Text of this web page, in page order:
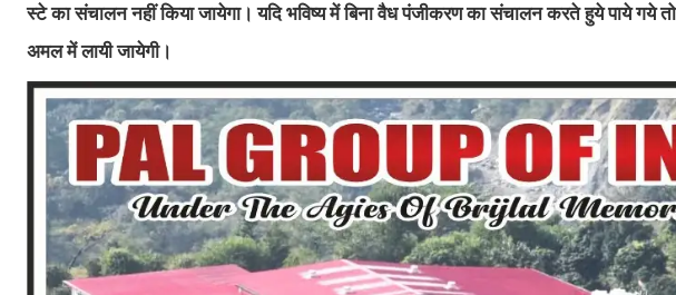
स्टे का संचालन नहीं किया जायेगा। यदि भविष्य में बिना वैध पंजीकरण का संचालन करते हुये पाये गये
अमल में लायी जायेगी।